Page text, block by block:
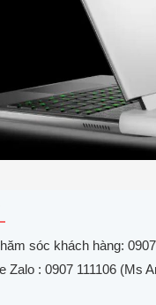
sóc khách hàng:
Zalo : 0907 111106 (Ms